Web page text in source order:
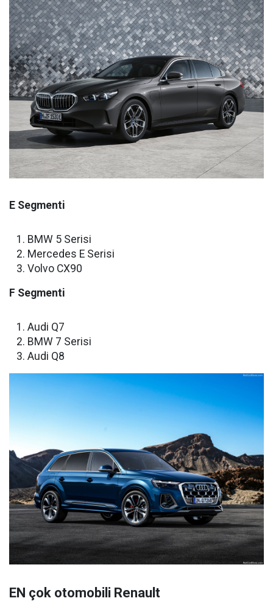
E Segmenti
BMW 5 Serisi
Mercedes E Serisi
Volvo CX90
F Segmenti
Audi Q7
BMW 7 Serisi
Audi Q8
EN çok otomobili Renault